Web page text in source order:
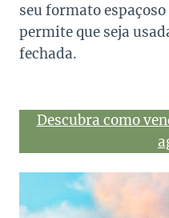
seu formato
permite que seja
fechada.
Descubra como